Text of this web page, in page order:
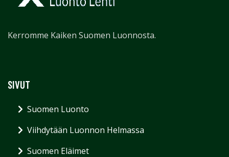
Kerromme Kaiken Suomen Luonnosta.
SIVUT
Suomen Luonto
Viihdytään Luonnon Helmassa
Suomen Eläimet